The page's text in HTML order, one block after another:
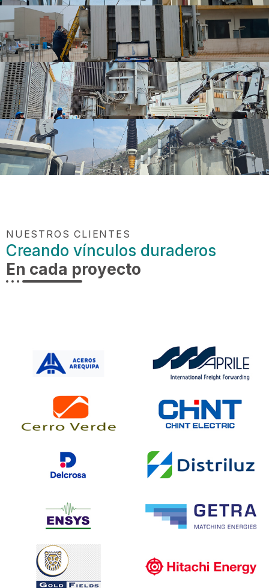
NUESTROS CLIENTES
Creando vínculos duraderos
En cada proyecto